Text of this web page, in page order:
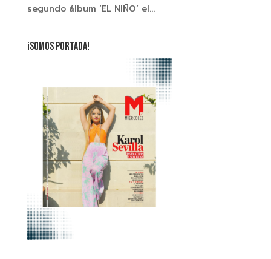
segundo álbum ‘EL NIÑO’ el...
¡SOMOS PORTADA!